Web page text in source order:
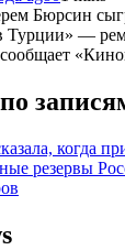
Бюрсин
Турции» —
когда
резервы